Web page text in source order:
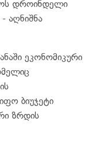
დროინდელი
აღნიშნა
ეკონომიკური
ბიუჯეტი
ზრდის